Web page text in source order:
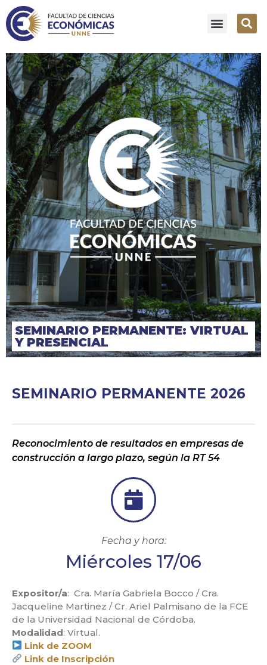
SEMINARIO PERMANENTE: VIRTUAL
Y PRESENCIAL
SEMINARIO PERMANENTE 2026
Reconocimiento de resultados en empresas de
construcción a largo plazo, según la RT 54
Fecha y hora:
Miércoles 17/06
Expositor/a: Cra. María Gabriela Bocco / Cra.
Jacqueline Martinez / Cr. Ariel Palmisano de la FCE
de la Universidad Nacional de Córdoba.
Modalidad: Virtual.
Link de ZOOM
Link de Inscripción